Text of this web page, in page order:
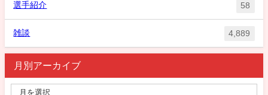
選手紹介 58
雑談 4,889
月別アーカイブ